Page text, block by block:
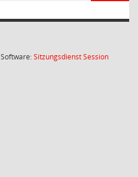
Software:SitzungsdienstSession(Wird in